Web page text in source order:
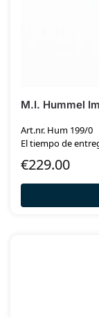
M.I. Hummel
Art.nr. Hum 199/0
El tiempo de
€229.00